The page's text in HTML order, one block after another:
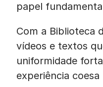
papel
Com a Biblioteca
vídeos e textos
uniformidade
experiência